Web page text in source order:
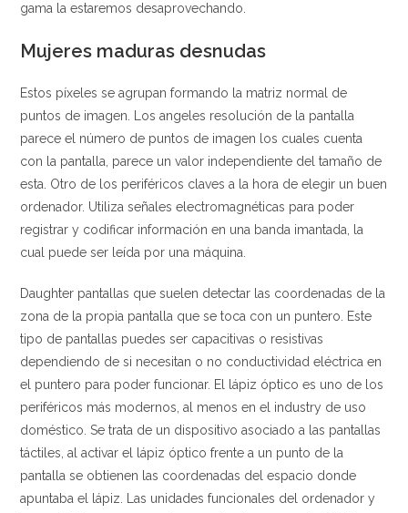
gama la estaremos desaprovechando.
Mujeres maduras desnudas
Estos píxeles se agrupan formando la matriz normal de
puntos de imagen. Los angeles resolución de la pantalla
parece el número de puntos de imagen los cuales cuenta
con la pantalla, parece un valor independiente del tamaño de
esta. Otro de los periféricos claves a la hora de elegir un buen
ordenador. Utiliza señales electromagnéticas para poder
registrar y codificar información en una banda imantada, la
cual puede ser leída por una máquina.
Daughter pantallas que suelen detectar las coordenadas de la
zona de la propia pantalla que se toca con un puntero. Este
tipo de pantallas puedes ser capacitivas o resistivas
dependiendo de si necesitan o no conductividad eléctrica en
el puntero para poder funcionar. El lápiz óptico es uno de los
periféricos más modernos, al menos en el industry de uso
doméstico. Se trata de un dispositivo asociado a las pantallas
táctiles, al activar el lápiz óptico frente a un punto de la
pantalla se obtienen las coordenadas del espacio donde
apuntaba el lápiz. Las unidades funcionales del ordenador y